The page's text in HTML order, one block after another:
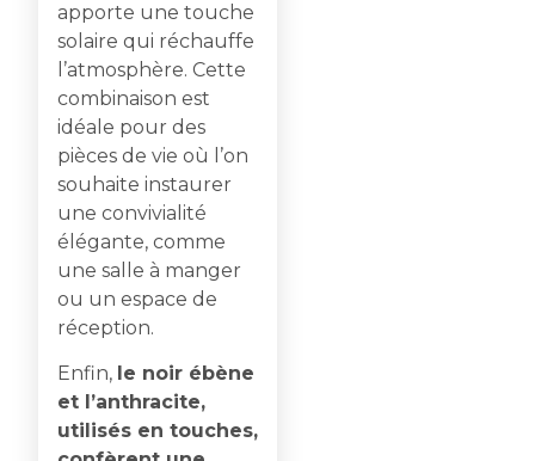
apporte une touche
solaire qui réchauffe
l’atmosphère. Cette
combinaison est
idéale pour des
pièces de vie où l’on
souhaite instaurer
une convivialité
élégante, comme
une salle à manger
ou un espace de
réception.
Enfin, le noir ébène
et l’anthracite,
utilisés en touches,